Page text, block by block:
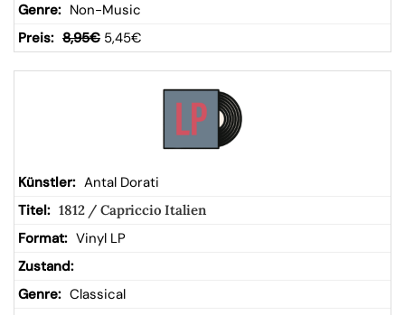
Non-Music
8,95€ 5,45€
Antal Dorati
1812 / Capriccio Italien
Vinyl LP
Classical